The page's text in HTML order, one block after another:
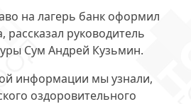
на лагерь банк оформил
рассказал руководитель
Сум Андрей Кузьмин.
информации мы узнали,
оздоровительного